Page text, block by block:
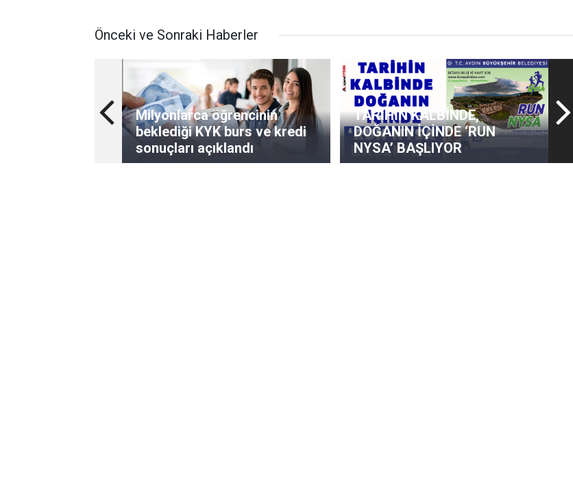
Önceki ve Sonraki Haberler
Milyonlarca öğrencinin
beklediği KYK burs ve kredi
sonuçları açıklandı
TARİHİN KALBİNDE,
DOĞANIN İÇİNDE ‘RUN
NYSA’ BAŞLIYOR